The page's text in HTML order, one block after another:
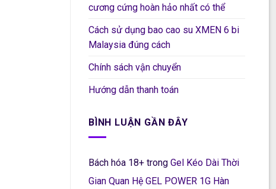
cương cứng hoàn hảo nhất có thể
Cách sử dụng bao cao su XMEN 6 bi
Malaysia đúng cách
Chính sách vận chuyển
Hướng dẫn thanh toán
BÌNH LUẬN GẦN ĐÂY
Bách hóa 18+ trong Gel Kéo Dài Thời
Gian Quan Hệ GEL POWER 1G Hàn